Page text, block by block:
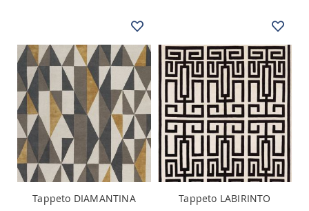
Tappeto DIAMANTINA Tappeto LABIRINTO